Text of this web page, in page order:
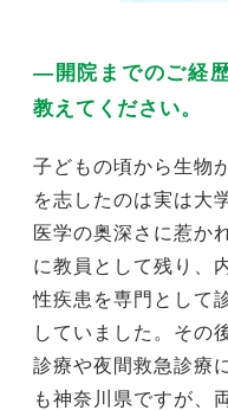
―開院までのご経
教えてください。
子どもの頃から生物
を志したのは実は大
医学の奥深さに惹か
に教員として残り、
性疾患を専門として
していました。その
診療や夜間救急診療
も神奈川県ですが、